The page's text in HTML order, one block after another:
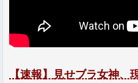
【速報】見せブラ女神